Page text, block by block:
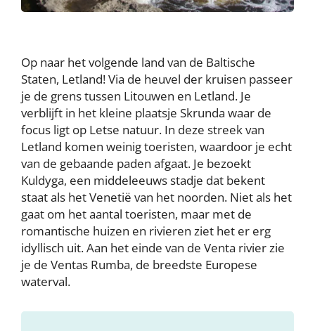
Op naar het volgende land van de Baltische
Staten, Letland! Via de heuvel der kruisen passeer
je de grens tussen Litouwen en Letland. Je
verblijft in het kleine plaatsje Skrunda waar de
focus ligt op Letse natuur. In deze streek van
Letland komen weinig toeristen, waardoor je echt
van de gebaande paden afgaat. Je bezoekt
Kuldyga, een middeleeuws stadje dat bekent
staat als het Venetië van het noorden. Niet als het
gaat om het aantal toeristen, maar met de
romantische huizen en rivieren ziet het er erg
idyllisch uit. Aan het einde van de Venta rivier zie
je de Ventas Rumba, de breedste Europese
waterval.